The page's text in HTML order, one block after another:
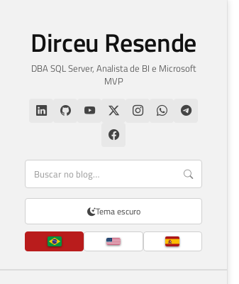
Dirceu Resende
DBA SQL Server, Analista de BI e Microsoft
MVP
Tema escuro